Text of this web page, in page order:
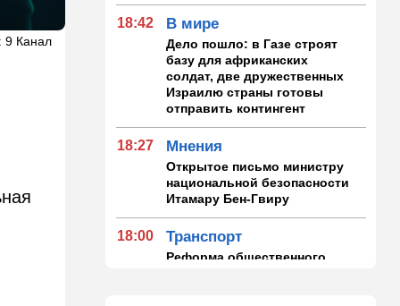
9 Канал
18:42 В мире
Дело пошло: в Газе строят
базу для африканских
солдат, две дружественных
Израилю страны готовы
отправить контингент
18:27 Мнения
Открытое письмо министру
национальной безопасности
Итамару Бен-Гвиру
18:00 Транспорт
Реформа общественного